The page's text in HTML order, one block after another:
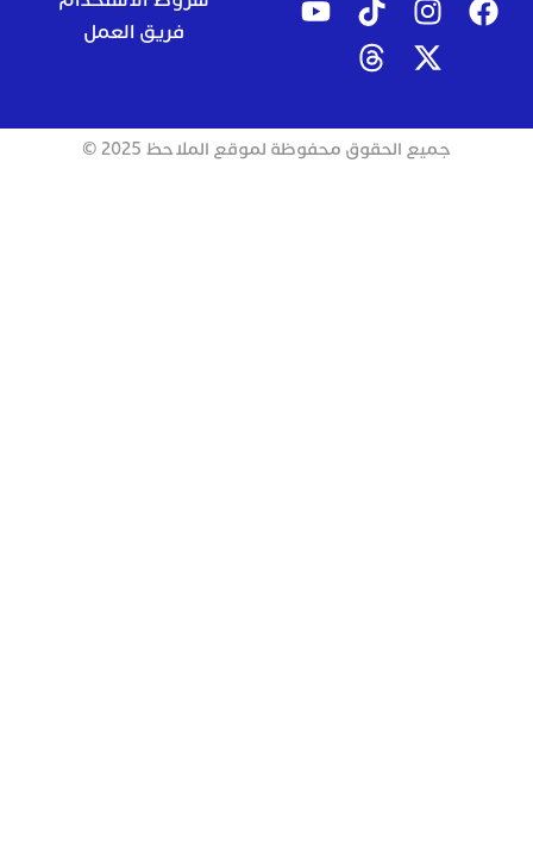
فريق العمل
جميع الحقوق محفوظة لموقع الملاحظ 2025 ©